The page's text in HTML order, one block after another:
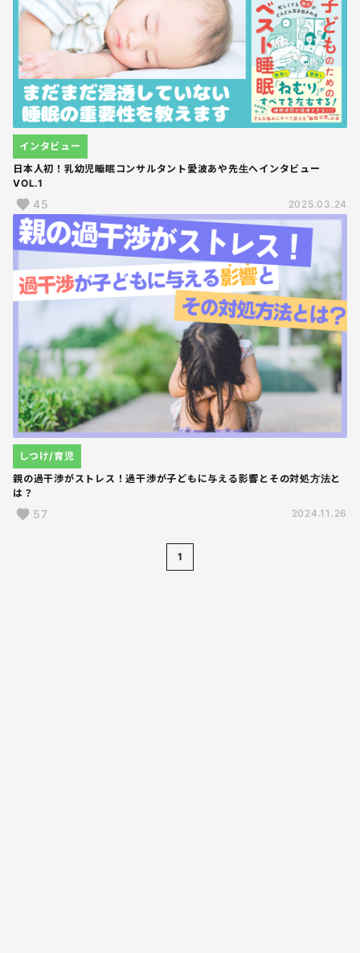
日本人初！乳幼児睡眠コンサルタント愛波あや先生へインタビュー
VOL.1
インタビュー
45 2025.03.24
親の過干渉がストレス！過干渉が子どもに与える影響とその対処方法と
は？
しつけ/育児
57 2024.11.26
1